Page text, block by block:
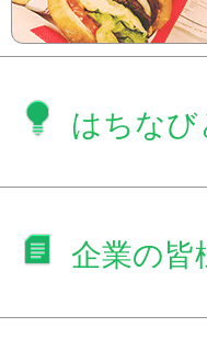
はちなび
企業の皆